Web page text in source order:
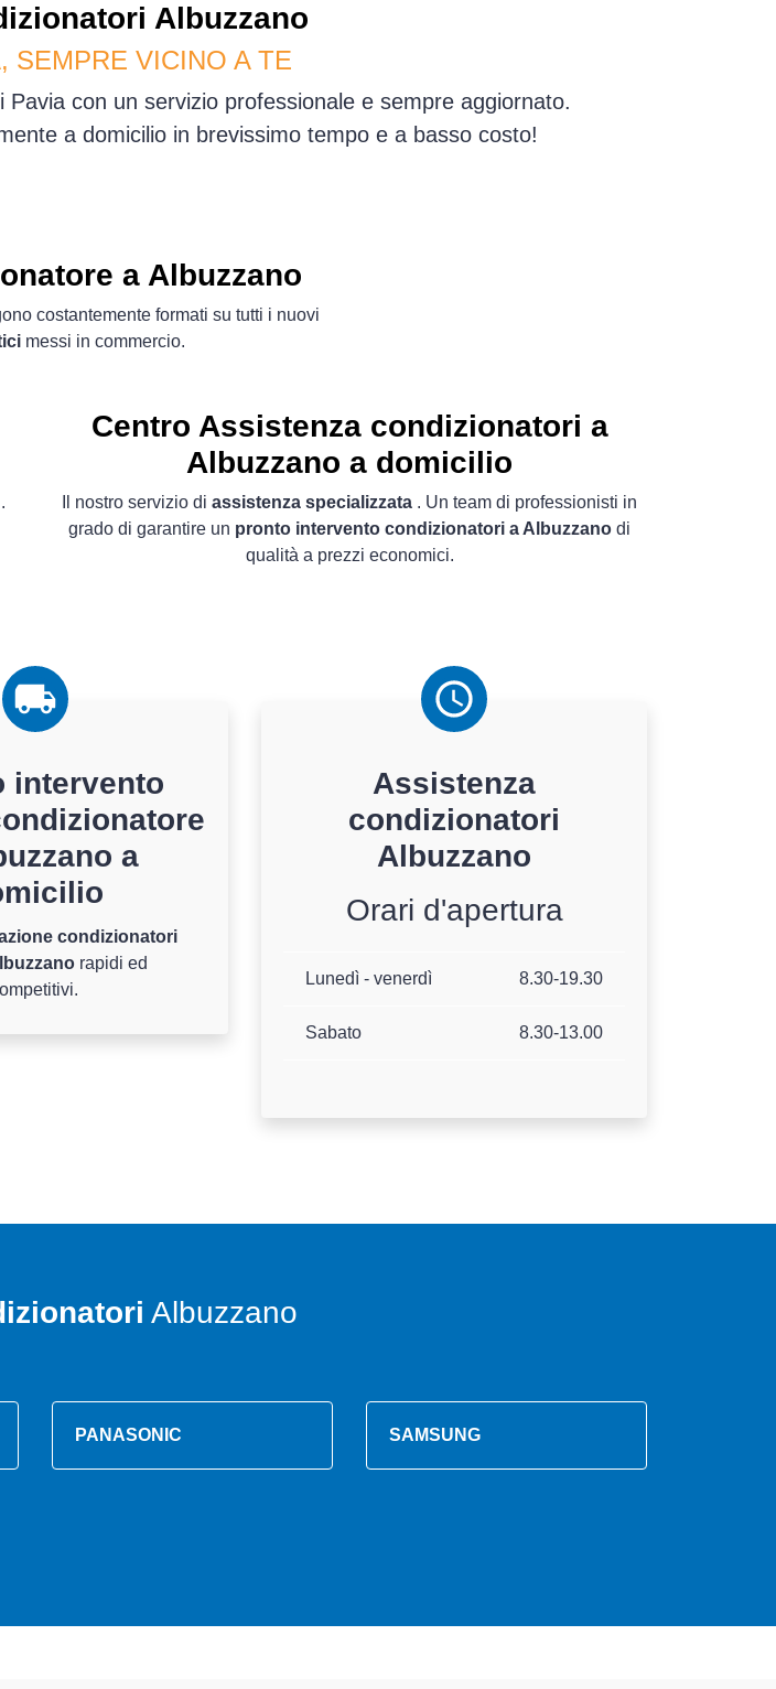
Albuzzano
SEMPRE VICINO A TE
con un servizio professionale e sempre aggiornato.
a domicilio in brevissimo tempo e a basso costo!
a Albuzzano
costantemente formati su tutti i nuovi
messi in commercio.
.
Centro Assistenza condizionatori a
Albuzzano a domicilio
Il nostro servizio di assistenza specializzata . Un team di professionisti in
grado di garantire un pronto intervento condizionatori a Albuzzano di
qualità a prezzi economici.
intervento
a
condizionatori
rapidi ed
Assistenza
condizionatori
Albuzzano
Orari d'apertura
Lunedì - venerdì 8.30-19.30
Sabato 8.30-13.00
Albuzzano
PANASONIC SAMSUNG